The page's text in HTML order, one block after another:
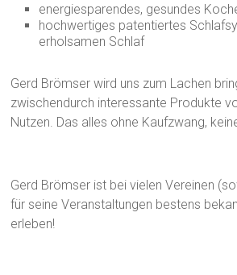
energiesparendes, gesundes
hochwertiges patentiertes
erholsamen Schlaf
Gerd Brömser wird uns zum Lachen
zwischendurch interessante Produkte
Nutzen. Das alles ohne Kaufzwang,
Gerd Brömser ist bei vielen Vereinen
für seine Veranstaltungen bestens
erleben!